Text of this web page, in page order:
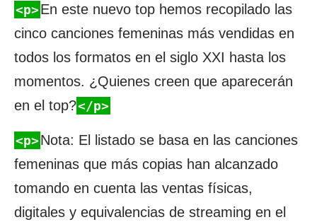
<p>En este nuevo top hemos recopilado las
cinco canciones femeninas más vendidas en
todos los formatos en el siglo XXI hasta los
momentos. ¿Quienes creen que aparecerán
en el top?</p>
<p>Nota: El listado se basa en las canciones
femeninas que más copias han alcanzado
tomando en cuenta las ventas físicas,
digitales y equivalencias de streaming en el